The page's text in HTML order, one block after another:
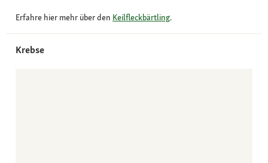
Erfahre hier mehr über den Keilfleckbärtling.
Krebse